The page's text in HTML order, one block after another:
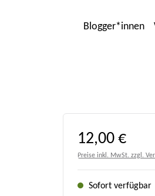
Blogger*innen
Regulärer Preis:
12,00 €
Preise inkl. MwSt. zzgl.
Sofort verfügbar